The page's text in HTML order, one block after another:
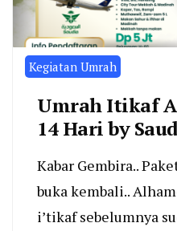
Kegiatan Umrah
Umrah Itikaf
14 Hari by
Kabar Gembira..
buka kembali..
i’tikaf sebelumnya